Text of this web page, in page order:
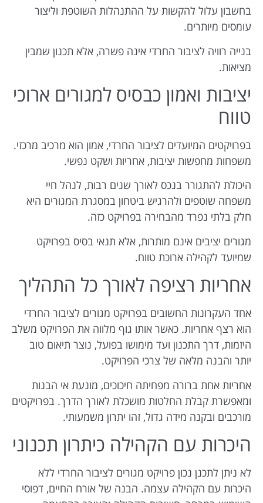
בחשבון עלול להקשות על ההתנהלות השוטפת וליצור
עומסים מיותרים.
בנייה רוויה לציבור החרדי אינה פשרה, אלא תכנון שמבין
מציאות.
יציבות ואמון כבסיס למגורים ארוכי
טווח
בפרויקטים המיועדים לציבור החרדי, אמון הוא מרכיב מרכזי.
משפחות מחפשות יציבות, אחריות ושקט נפשי.
היכולת להתגורר בנכס לאורך שנים רבות, לנהל חיי
משפחה שוטפים ולהרגיש ביטחון במסגרת המגורים היא
חלק בלתי נפרד מהבחירה בפרויקט כזה.
מגורים יציבים אינם מותרות, אלא תנאי בסיס בפרויקט
שמיועד לקהילה ארוכת טווח.
אחריות רציפה לאורך כל התהליך
אחד העקרונות החשובים בפרויקט מגורים לציבור החרדי
הוא רצף אחריות. כאשר אותו גוף מלווה את הפרויקט משלב
היזמות, דרך התכנון ועד מימושו בפועל, נוצר תיאום טוב
יותר והבנה מלאה של צרכי הפרויקט.
אחריות אחת ברורה מפחיתה חיכוכים, מונעת אי הבנות
ומאפשרת קבלת החלטות מושכלת לאורך הדרך. בפרויקטים
מורכבים ובקנה מידה גדול, זהו יתרון משמעותי.
היכרות עם הקהילה כיתרון תכנוני
לא ניתן לתכנן נכון פרויקט מגורים לציבור החרדי ללא
היכרות עם הקהילה עצמה. הבנה של אורח החיים, דפוסי